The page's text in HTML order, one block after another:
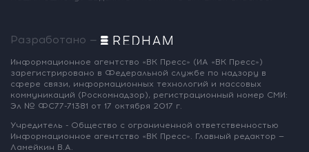
Разработано —
Информационное агентство «ВК Пресс» (ИА «ВК Пресс»)
зарегистрировано в Федеральной службе по надзору в
сфере связи, информационных технологий и массовых
коммуникаций (Роскомнадзор), регистрационный номер СМИ:
Эл № ФС77-71381 от 17 октября 2017 г.
Учредитель - Общество с ограниченной ответственностью
Информационное агентство «ВК Пресс». Главный редактор —
Ламейкин В.А.